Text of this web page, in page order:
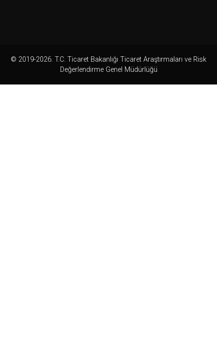
© 2019-2026. T.C. Ticaret Bakanlığı Ticaret Araştırmaları ve Risk
Değerlendirme Genel Müdürlüğü